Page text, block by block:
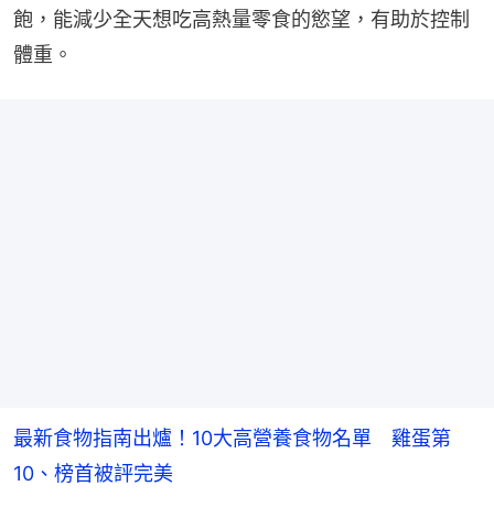
飽，能減少全天想吃高熱量零食的慾望，有助於控制
體重。
最新食物指南出爐！10大高營養食物名單 雞蛋第
10、榜首被評完美